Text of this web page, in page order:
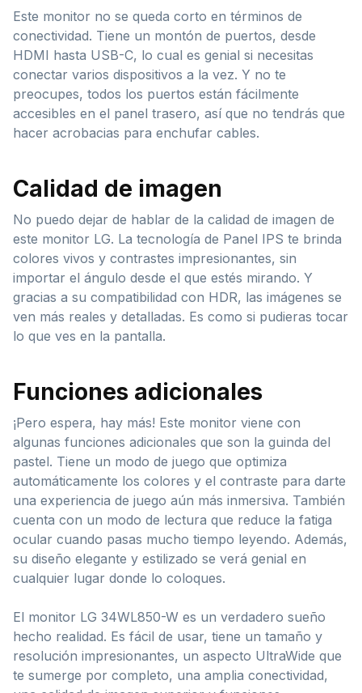
Este monitor no se queda corto en términos de
conectividad. Tiene un montón de puertos, desde
HDMI hasta USB-C, lo cual es genial si necesitas
conectar varios dispositivos a la vez. Y no te
preocupes, todos los puertos están fácilmente
accesibles en el panel trasero, así que no tendrás que
hacer acrobacias para enchufar cables.
Calidad de imagen
No puedo dejar de hablar de la calidad de imagen de
este monitor LG. La tecnología de Panel IPS te brinda
colores vivos y contrastes impresionantes, sin
importar el ángulo desde el que estés mirando. Y
gracias a su compatibilidad con HDR, las imágenes se
ven más reales y detalladas. Es como si pudieras tocar
lo que ves en la pantalla.
Funciones adicionales
¡Pero espera, hay más! Este monitor viene con
algunas funciones adicionales que son la guinda del
pastel. Tiene un modo de juego que optimiza
automáticamente los colores y el contraste para darte
una experiencia de juego aún más inmersiva. También
cuenta con un modo de lectura que reduce la fatiga
ocular cuando pasas mucho tiempo leyendo. Además,
su diseño elegante y estilizado se verá genial en
cualquier lugar donde lo coloques.
El monitor LG 34WL850-W es un verdadero sueño
hecho realidad. Es fácil de usar, tiene un tamaño y
resolución impresionantes, un aspecto UltraWide que
te sumerge por completo, una amplia conectividad,